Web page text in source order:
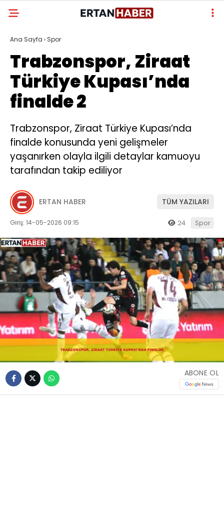
Ana Sayfa › Spor
Trabzonspor, Ziraat
Türkiye Kupası’nda
finalde 2
Trabzonspor, Ziraat Türkiye Kupası’nda
finalde konusunda yeni gelişmeler
yaşanırken olayla ilgili detaylar kamuoyu
tarafından takip ediliyor
ERTAN HABER TÜM YAZILARI
Giriş: 14-05-2026 09:15 24 Spor
ABONE OL